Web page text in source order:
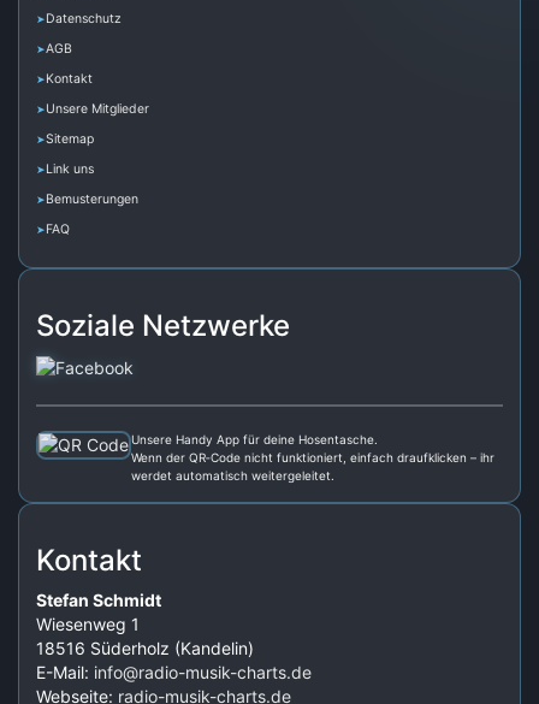
Datenschutz
AGB
Kontakt
Unsere Mitglieder
Sitemap
Link uns
Bemusterungen
FAQ
Soziale Netzwerke
Unsere Handy App für deine Hosentasche.
Wenn der QR‑Code nicht funktioniert, einfach draufklicken – ihr
werdet automatisch weitergeleitet.
Kontakt
Stefan Schmidt
Wiesenweg 1
18516 Süderholz (Kandelin)
E-Mail: info@radio-musik-charts.de
Webseite: radio-musik-charts.de